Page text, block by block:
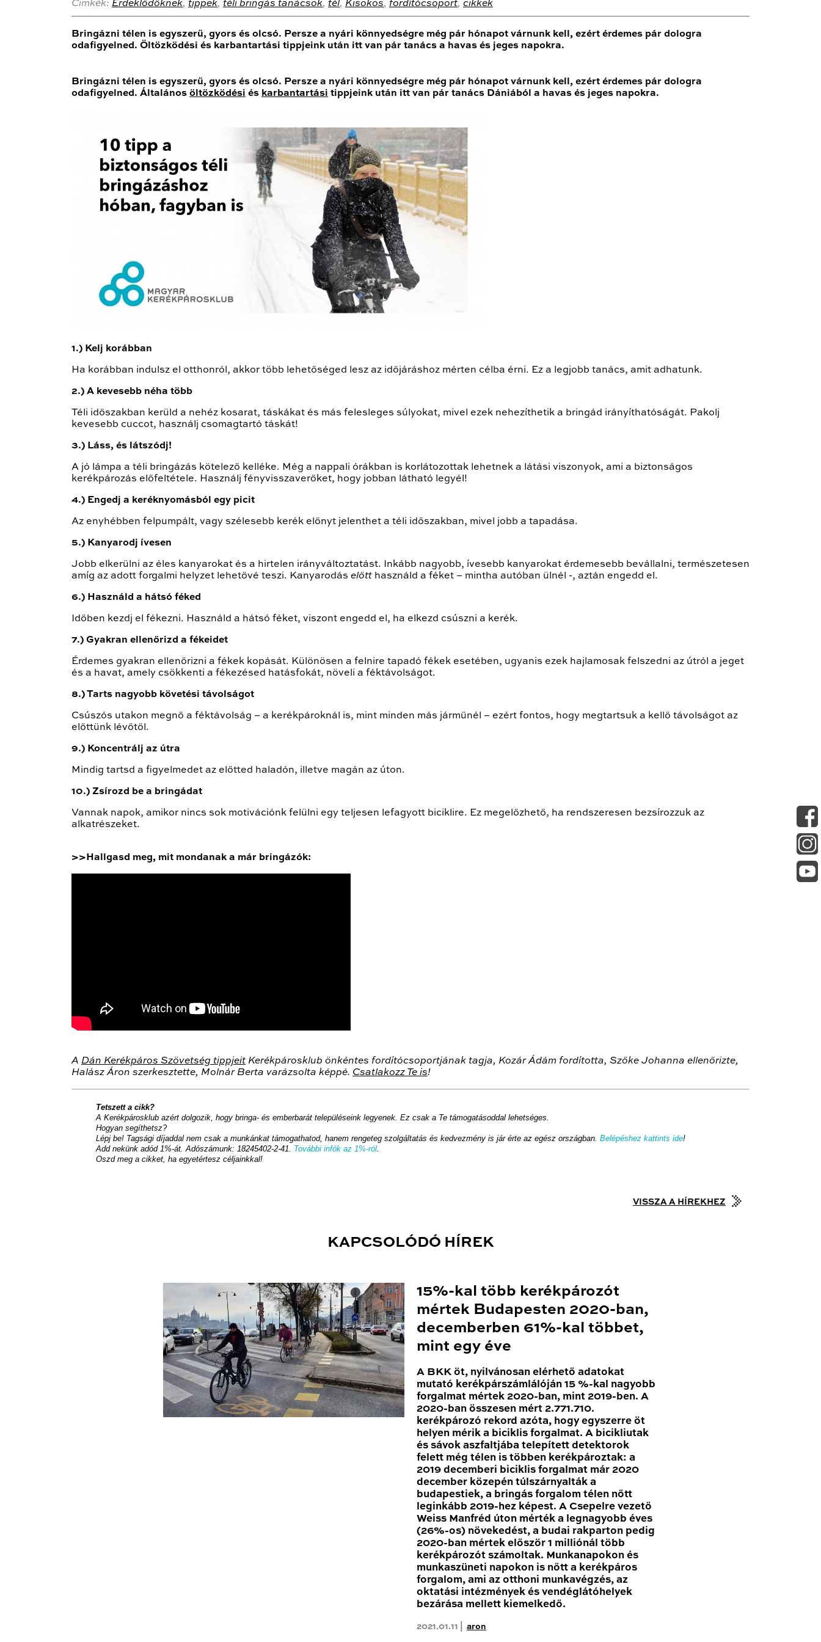
Cimkék: Érdeklődőknek, tippek, téli bringás tanácsok, tél, Kisokos, fordítócsoport, cikkek
Bringázni télen is egyszerű, gyors és olcsó. Persze a nyári könnyedségre még pár hónapot várnunk kell, ezért érdemes pár dologra
odafigyelned. Öltözködési és karbantartási tippjeink után itt van pár tanács a havas és jeges napokra.
Bringázni télen is egyszerű, gyors és olcsó. Persze a nyári könnyedségre még pár hónapot várnunk kell, ezért érdemes pár dologra
odafigyelned. Általános öltözködési és karbantartási tippjeink után itt van pár tanács Dániából a havas és jeges napokra.
1.) Kelj korábban
Ha korábban indulsz el otthonról, akkor több lehetőséged lesz az időjáráshoz mérten célba érni. Ez a legjobb tanács, amit adhatunk.
2.) A kevesebb néha több
Téli időszakban kerüld a nehéz kosarat, táskákat és más felesleges súlyokat, mivel ezek nehezíthetik a bringád irányíthatóságát. Pakolj
kevesebb cuccot, használj csomagtartó táskát!
3.) Láss, és látszódj!
A jó lámpa a téli bringázás kötelező kelléke. Még a nappali órákban is korlátozottak lehetnek a látási viszonyok, ami a biztonságos
kerékpározás előfeltétele. Használj fényvisszaverőket, hogy jobban látható legyél!
4.) Engedj a keréknyomásból egy picit
Az enyhébben felpumpált, vagy szélesebb kerék előnyt jelenthet a téli időszakban, mivel jobb a tapadása.
5.) Kanyarodj ívesen
Jobb elkerülni az éles kanyarokat és a hirtelen irányváltoztatást. Inkább nagyobb, ívesebb kanyarokat érdemesebb bevállalni, természetesen
amíg az adott forgalmi helyzet lehetővé teszi. Kanyarodás előtt használd a féket – mintha autóban ülnél -, aztán engedd el.
6.) Használd a hátsó féked
Időben kezdj el fékezni. Használd a hátsó féket, viszont engedd el, ha elkezd csúszni a kerék.
7.) Gyakran ellenőrizd a fékeidet
Érdemes gyakran ellenőrizni a fékek kopását. Különösen a felnire tapadó fékek esetében, ugyanis ezek hajlamosak felszedni az útról a jeget
és a havat, amely csökkenti a fékezésed hatásfokát, növeli a féktávolságot.
8.) Tarts nagyobb követési távolságot
Csúszós utakon megnő a féktávolság – a kerékpároknál is, mint minden más járműnél – ezért fontos, hogy megtartsuk a kellő távolságot az
előttünk lévőtől.
9.) Koncentrálj az útra
Mindig tartsd a figyelmedet az előtted haladón, illetve magán az úton.
10.) Zsírozd be a bringádat
Vannak napok, amikor nincs sok motivációnk felülni egy teljesen lefagyott biciklire. Ez megelőzhető, ha rendszeresen bezsírozzuk az
alkatrészeket.
>>Hallgasd meg, mit mondanak a már bringázók:
A Dán Kerékpáros Szövetség tippjeit Kerékpárosklub önkéntes fordítócsoportjának tagja, Kozár Ádám fordította, Szőke Johanna ellenőrizte,
Halász Áron szerkesztette, Molnár Berta varázsolta képpé. Csatlakozz Te is!
Tetszett a cikk?
A Kerékpárosklub azért dolgozik, hogy bringa- és emberbarát településeink legyenek. Ez csak a Te támogatásoddal lehetséges.
Hogyan segíthetsz?
Lépj be! Tagsági díjaddal nem csak a munkánkat támogathatod, hanem rengeteg szolgáltatás és kedvezmény is jár érte az egész országban. Belépéshez kattints ide!
Add nekünk adód 1%-át. Adószámunk: 18245402-2-41. További infók az 1%-ról
Oszd meg a cikket, ha egyetértesz céljainkkal!
VISSZA A HÍREKHEZ
KAPCSOLÓDÓ HÍREK
15%-kal több kerékpározót
mértek Budapesten 2020-ban,
decemberben 61%-kal többet,
mint egy éve
A BKK öt, nyilvánosan elérhető adatokat
mutató kerékpárszámlálóján 15 %-kal nagyobb
forgalmat mértek 2020-ban, mint 2019-ben. A
2020-ban összesen mért 2.771.710.
kerékpározó rekord azóta, hogy egyszerre öt
helyen mérik a biciklis forgalmat. A bicikliutak
és sávok aszfaltjába telepített detektorok
felett még télen is többen kerékpároztak: a
2019 decemberi biciklis forgalmat már 2020
december közepén túlszárnyalták a
budapestiek, a bringás forgalom télen nőtt
leginkább 2019-hez képest. A Csepelre vezető
Weiss Manfréd úton mérték a legnagyobb éves
(26%-os) növekedést, a budai rakparton pedig
2020-ban mértek először 1 milliónál több
kerékpározót számoltak. Munkanapokon és
munkaszüneti napokon is nőtt a kerékpáros
forgalom, ami az otthoni munkavégzés, az
oktatási intézmények és vendéglátóhelyek
bezárása mellett kiemelkedő.
2021.01.11 | aron